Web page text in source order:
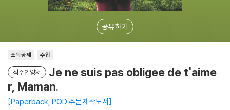
공유하기
소득공제 수입
직수입양서
Je ne suis pas obligee de t'aime
r, Maman.
Paperback, POD 주문제작도서